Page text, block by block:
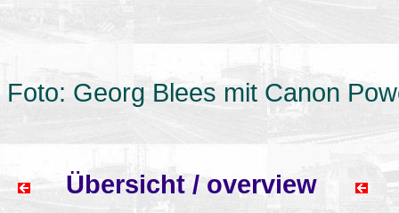
Foto: Georg Blees mit Canon
Übersicht / overview